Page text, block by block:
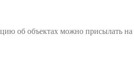
об объектах можно присылать на